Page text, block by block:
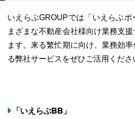
いえらぶGROUPでは「いえらぶポ
まざまな不動産会社様向け業務支
ます。来る繁忙期に向け、業務効
る弊社サービスをぜひご活用くださ
「いえらぶBB」